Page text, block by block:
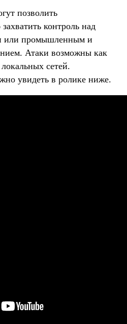
позволить
контроль над
или промышленным и
Атаки возможны как
сетей.
увидеть в ролике ниже.